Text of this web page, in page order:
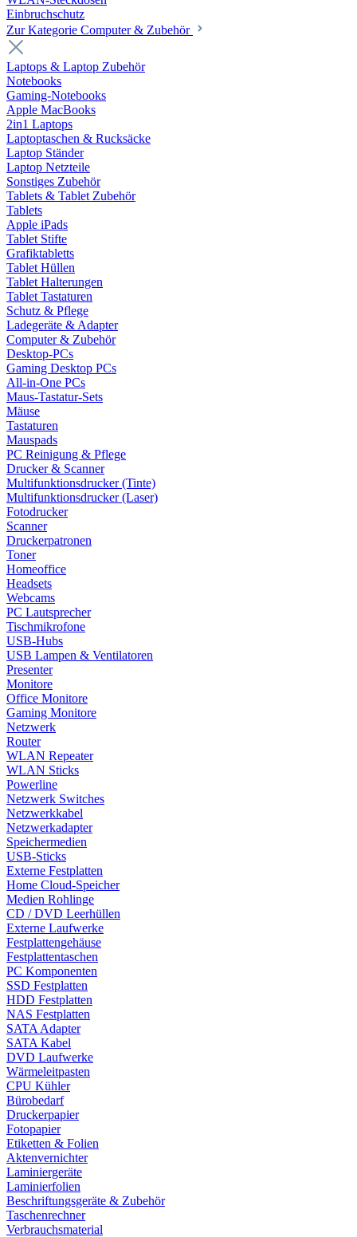
Einbruchschutz
Zur Kategorie Computer & Zubehör
Laptops & Laptop Zubehör
Notebooks
Gaming-Notebooks
Apple MacBooks
2in1 Laptops
Laptoptaschen & Rucksäcke
Laptop Ständer
Laptop Netzteile
Sonstiges Zubehör
Tablets & Tablet Zubehör
Tablets
Apple iPads
Tablet Stifte
Grafiktabletts
Tablet Hüllen
Tablet Halterungen
Tablet Tastaturen
Schutz & Pflege
Ladegeräte & Adapter
Computer & Zubehör
Desktop-PCs
Gaming Desktop PCs
All-in-One PCs
Maus-Tastatur-Sets
Mäuse
Tastaturen
Mauspads
PC Reinigung & Pflege
Drucker & Scanner
Multifunktionsdrucker (Tinte)
Multifunktionsdrucker (Laser)
Fotodrucker
Scanner
Druckerpatronen
Toner
Homeoffice
Headsets
Webcams
PC Lautsprecher
Tischmikrofone
USB-Hubs
USB Lampen & Ventilatoren
Presenter
Monitore
Office Monitore
Gaming Monitore
Netzwerk
Router
WLAN Repeater
WLAN Sticks
Powerline
Netzwerk Switches
Netzwerkkabel
Netzwerkadapter
Speichermedien
USB-Sticks
Externe Festplatten
Home Cloud-Speicher
Medien Rohlinge
CD / DVD Leerhüllen
Externe Laufwerke
Festplattengehäuse
Festplattentaschen
PC Komponenten
SSD Festplatten
HDD Festplatten
NAS Festplatten
SATA Adapter
SATA Kabel
DVD Laufwerke
Wärmeleitpasten
CPU Kühler
Bürobedarf
Druckerpapier
Fotopapier
Etiketten & Folien
Aktenvernichter
Laminiergeräte
Laminierfolien
Beschriftungsgeräte & Zubehör
Taschenrechner
Verbrauchsmaterial